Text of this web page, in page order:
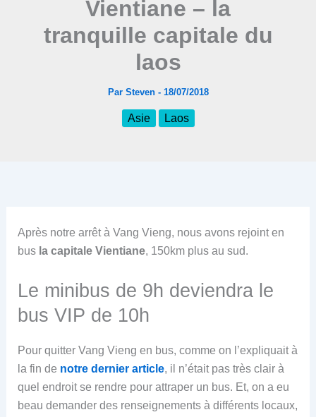
Vientiane – la
tranquille capitale du
laos
Par Steven - 18/07/2018
Asie Laos
Après notre arrêt à Vang Vieng, nous avons rejoint en
bus la capitale Vientiane, 150km plus au sud.
Le minibus de 9h deviendra le
bus VIP de 10h
Pour quitter Vang Vieng en bus, comme on l’expliquait à
la fin de notre dernier article, il n’était pas très clair à
quel endroit se rendre pour attraper un bus. Et, on a eu
beau demander des renseignements à différents locaux,